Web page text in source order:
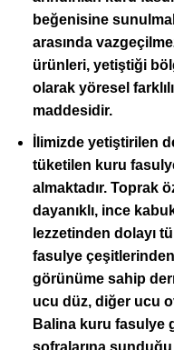
beğenisine
arasında
ürünleri, yetiştiği
olarak yöresel
maddesidir.
İlimizde yetiştirilen
tüketilen kuru
almaktadır. Toprak
dayanıklı, ince
lezzetinden dolayı
fasulye
görünüme sahip
ucu düz, diğer ucu
Balina kuru fasulye
sofralarına sunduğu